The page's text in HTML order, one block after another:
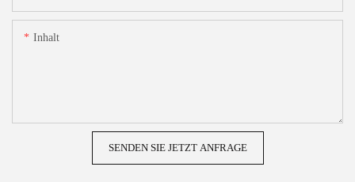
Inhalt
SENDEN SIE JETZT ANFRAGE